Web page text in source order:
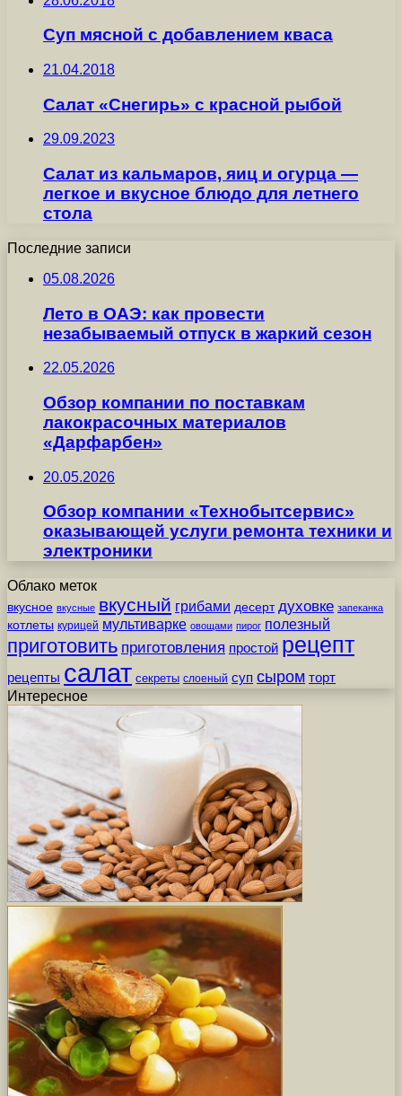
Суп мясной с добавлением кваса
21.04.2018
Салат «Снегирь» с красной рыбой
29.09.2023
Салат из кальмаров, яиц и огурца —
легкое и вкусное блюдо для летнего
стола
Последние записи
05.08.2026
Лето в ОАЭ: как провести
незабываемый отпуск в жаркий сезон
22.05.2026
Обзор компании по поставкам
лакокрасочных материалов
«Дарфарбен»
20.05.2026
Обзор компании «Технобытсервис»
оказывающей услуги ремонта техники и
электроники
Облако меток
вкусное вкусные вкусный грибами десерт духовке запеканка
котлеты курицей мультиварке овощами пирог полезный
приготовить приготовления простой рецепт
рецепты салат секреты слоеный суп сыром торт
Интересное